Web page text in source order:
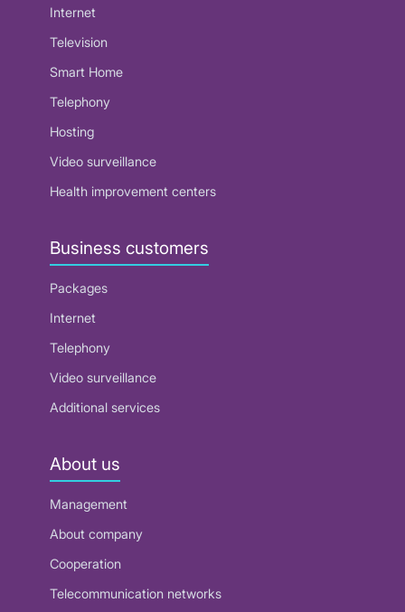
Internet
Television
Smart Home
Telephony
Hosting
Video surveillance
Health improvement centers
Business customers
Packages
Internet
Telephony
Video surveillance
Additional services
About us
Management
About company
Cooperation
Telecommunication networks